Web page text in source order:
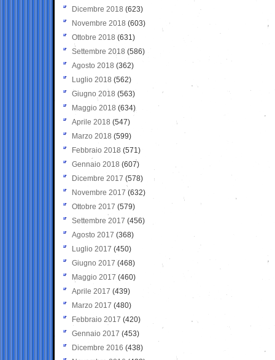
Dicembre 2018 (623)
Novembre 2018 (603)
Ottobre 2018 (631)
Settembre 2018 (586)
Agosto 2018 (362)
Luglio 2018 (562)
Giugno 2018 (563)
Maggio 2018 (634)
Aprile 2018 (547)
Marzo 2018 (599)
Febbraio 2018 (571)
Gennaio 2018 (607)
Dicembre 2017 (578)
Novembre 2017 (632)
Ottobre 2017 (579)
Settembre 2017 (456)
Agosto 2017 (368)
Luglio 2017 (450)
Giugno 2017 (468)
Maggio 2017 (460)
Aprile 2017 (439)
Marzo 2017 (480)
Febbraio 2017 (420)
Gennaio 2017 (453)
Dicembre 2016 (438)